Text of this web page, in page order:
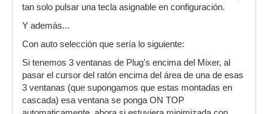
tan solo pulsar una tecla asignable en configuración.
Y además...
Con auto selección que sería lo siguiente:
Si tenemos 3 ventanas de Plug's encima del Mixer, al
pasar el cursor del ratón encima del área de una de esas
3 ventanas (que supongamos que estas montadas en
cascada) esa ventana se ponga ON TOP